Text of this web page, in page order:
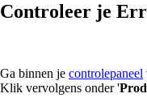
Controleer je
Ga binnen je controlepaneel
Klik vervolgens onder '